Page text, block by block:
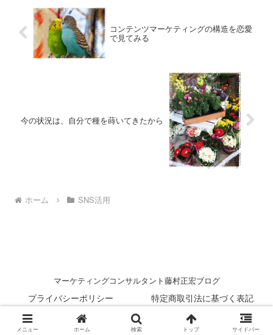
く、経営に必須のマーケティングになり
つつあります。
コンテンツマーケティングの構造を恋愛
で見てみる
今の状況は、自分で種を蒔いてきたから
ホーム SNS活用
マーケティングコンサルタント藤村正宏ブログ
プライバシーポリシー
特定商取引法に基づく表記
© 2014 マーケティングコンサルタント藤村正宏ブログ.
メニュー ホーム 検索 トップ サイドバー